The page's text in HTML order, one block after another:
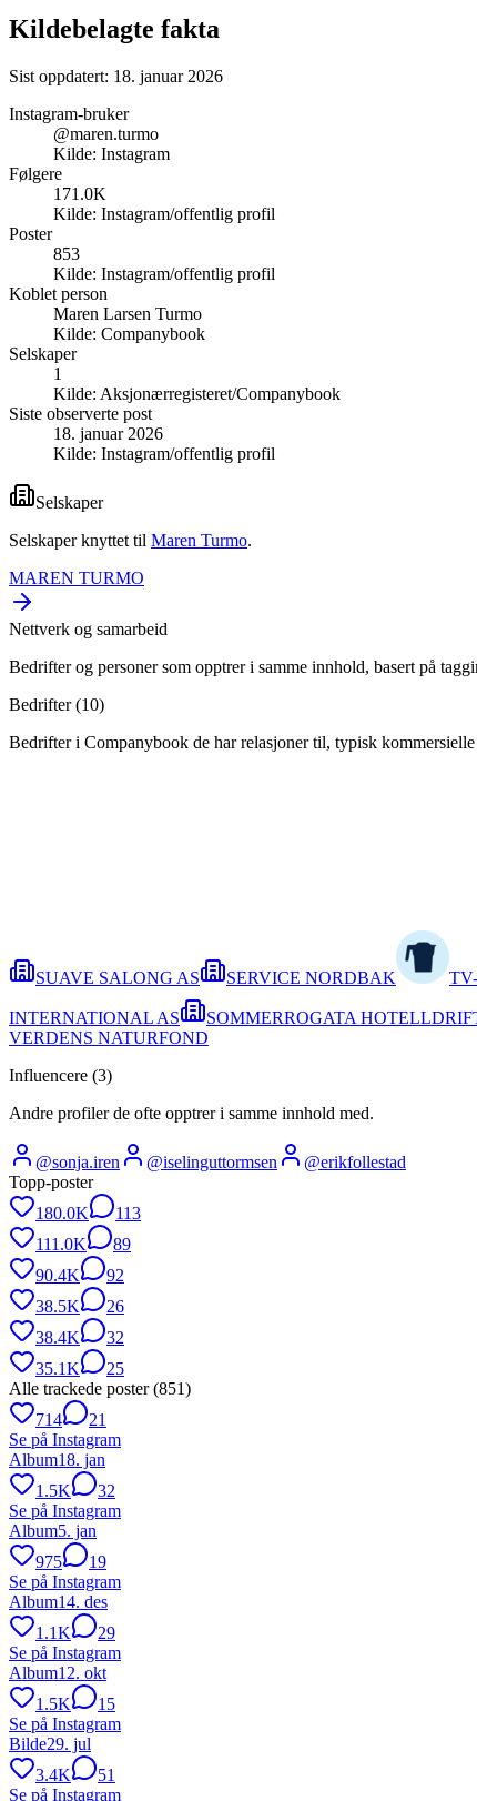
Kildebelagte fakta
Sist oppdatert: 18. januar 2026
Instagram-bruker
@maren.turmo
Kilde: Instagram
Følgere
171.0K
Kilde: Instagram/offentlig profil
Poster
853
Kilde: Instagram/offentlig profil
Koblet person
Maren Larsen Turmo
Kilde: Companybook
Selskaper
1
Kilde: Aksjonærregisteret/Companybook
Siste observerte post
18. januar 2026
Kilde: Instagram/offentlig profil
Selskaper
Selskaper knyttet til Maren Turmo.
MAREN TURMO
Nettverk og samarbeid
Bedrifter og personer som opptrer i samme innhold, basert på
Bedrifter (10)
Bedrifter i Companybook de har relasjoner til, typisk kommersielle
SUAVE SALONG AS SERVICE NORDBAK
INTERNATIONAL AS SOMMERROGATA
VERDENS NATURFOND
Influencere (3)
Andre profiler de ofte opptrer i samme innhold med.
@sonja.iren @iselinguttormsen @erikfollestad
Topp-poster
180.0K
113
111.0K
89
90.4K
92
38.5K
26
38.4K
32
35.1K
25
Alle trackede poster (851)
714
21
Se på Instagram
Album18. jan
1.5K
32
Se på Instagram
Album5. jan
975
19
Se på Instagram
Album14. des
1.1K
29
Se på Instagram
Album12. okt
1.5K
15
Se på Instagram
Bilde29. jul
3.4K
51
Se på Instagram